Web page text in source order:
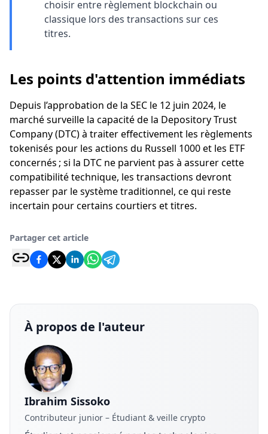
choisir entre règlement blockchain ou
classique lors des transactions sur ces
titres.
Les points d'attention immédiats
Depuis l’approbation de la SEC le 12 juin 2024, le
marché surveille la capacité de la Depository Trust
Company (DTC) à traiter effectivement les règlements
tokenisés pour les actions du Russell 1000 et les ETF
concernés ; si la DTC ne parvient pas à assurer cette
compatibilité technique, les transactions devront
repasser par le système traditionnel, ce qui reste
incertain pour certains courtiers et titres.
Partager cet article
À propos de l'auteur
Ibrahim Sissoko
Contributeur junior – Étudiant & veille crypto